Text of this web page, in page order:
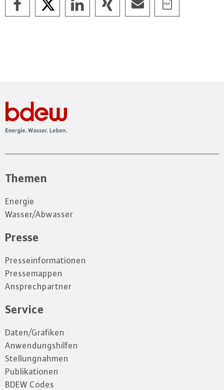
Themen
Energie
Wasser/Abwasser
Presse
Presseinformationen
Pressemappen
Ansprechpartner
Service
Daten/Grafiken
Anwendungshilfen
Stellungnahmen
Publikationen
BDEW Codes